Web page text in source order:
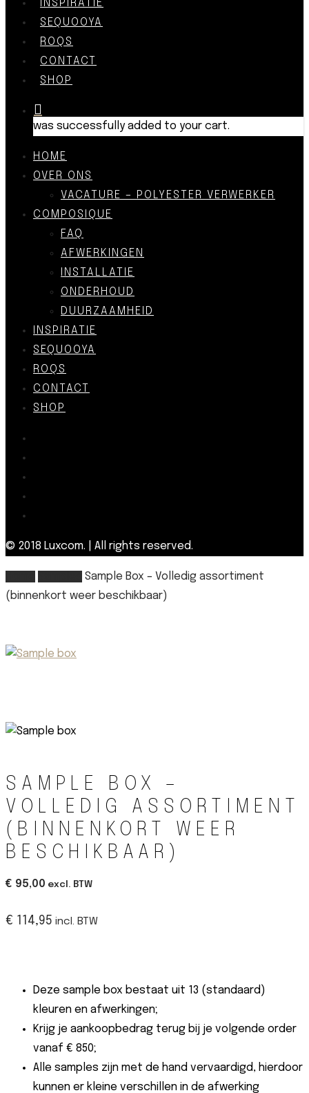
INSPIRATIE
SEQUOOYA
ROQS
CONTACT
SHOP
was successfully added to your cart.
HOME
OVER ONS
VACATURE – POLYESTER VERWERKER
COMPOSIQUE
FAQ
AFWERKINGEN
INSTALLATIE
ONDERHOUD
DUURZAAMHEID
INSPIRATIE
SEQUOOYA
ROQS
CONTACT
SHOP
© 2018 Luxcom. | All rights reserved.
Sample Box – Volledig assortiment
(binnenkort weer beschikbaar)
SAMPLE BOX –
VOLLEDIG ASSORTIMENT
(BINNENKORT WEER
BESCHIKBAAR)
€ 95,00 excl. BTW
€ 114,95 incl. BTW
Deze sample box bestaat uit 13 (standaard)
kleuren en afwerkingen;
Krijg je aankoopbedrag terug bij je volgende order
vanaf € 850;
Alle samples zijn met de hand vervaardigd, hierdoor
kunnen er kleine verschillen in de afwerking